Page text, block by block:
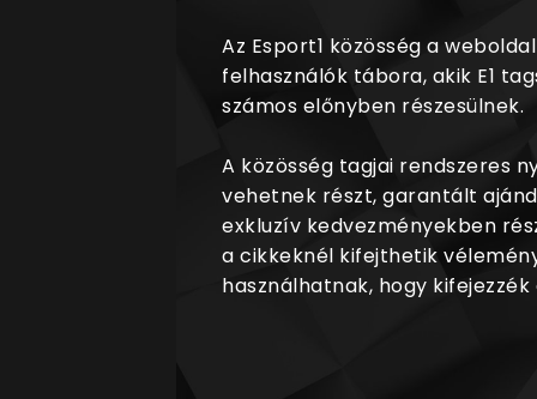
Az Esport1 közösség a
felhasználók tábora, akik E1
számos előnyben részesülnek.
A közösség tagjai rendszeres
vehetnek részt, garantált
exkluzív kedvezményekben
a cikkeknél kifejthetik
használhatnak, hogy